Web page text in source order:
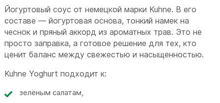
Йогуртовый соус от немецкой марки Kuhne. В его
составе — йогуртовая основа, тонкий намек на
чеснок и пряный аккорд из ароматных трав. Это не
просто заправка, а готовое решение для тех, кто
ценит баланс между свежестью и насыщенностью.
Kuhne Yoghurt подходит к:
зелёным салатам,